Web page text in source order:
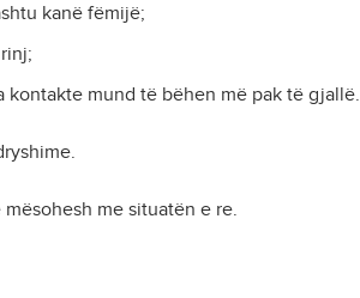
kanë fëmijë;
mund të bëhen më pak të gjallë.
me situatën e re.